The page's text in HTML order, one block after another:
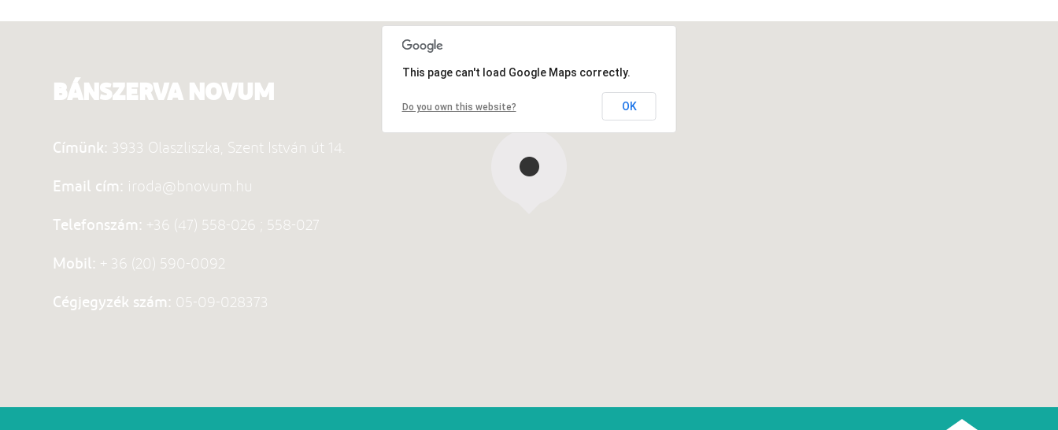
This page can't load Google Maps correctly.
Do you own this website? OK
BÁNSZERVA NOVUM
Címünk: 3933 Olaszliszka, Szent István út 14.
Email cím: iroda@bnovum.hu
Telefonszám: +36 (47) 558-026 ; 558-027
Mobil: + 36 (20) 590-0092
Cégjegyzék szám: 05-09-028373